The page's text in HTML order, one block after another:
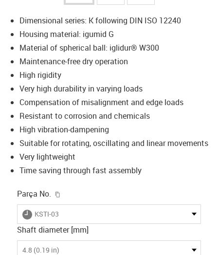
Dimensional series: K following DIN ISO 12240
Housing material: igumid G
Material of spherical ball: iglidur® W300
Maintenance-free dry operation
High rigidity
Very high durability in varying loads
Compensation of misalignment and edge loads
Resistant to corrosion and chemicals
High vibration-dampening
Suitable for rotating, oscillating and linear movements
Very lightweight
Time saving through fast assembly
Parça No.
igus-icon-lieferzeit
KSTI-03
Shaft diameter [mm]
4.8 (0.19 in)